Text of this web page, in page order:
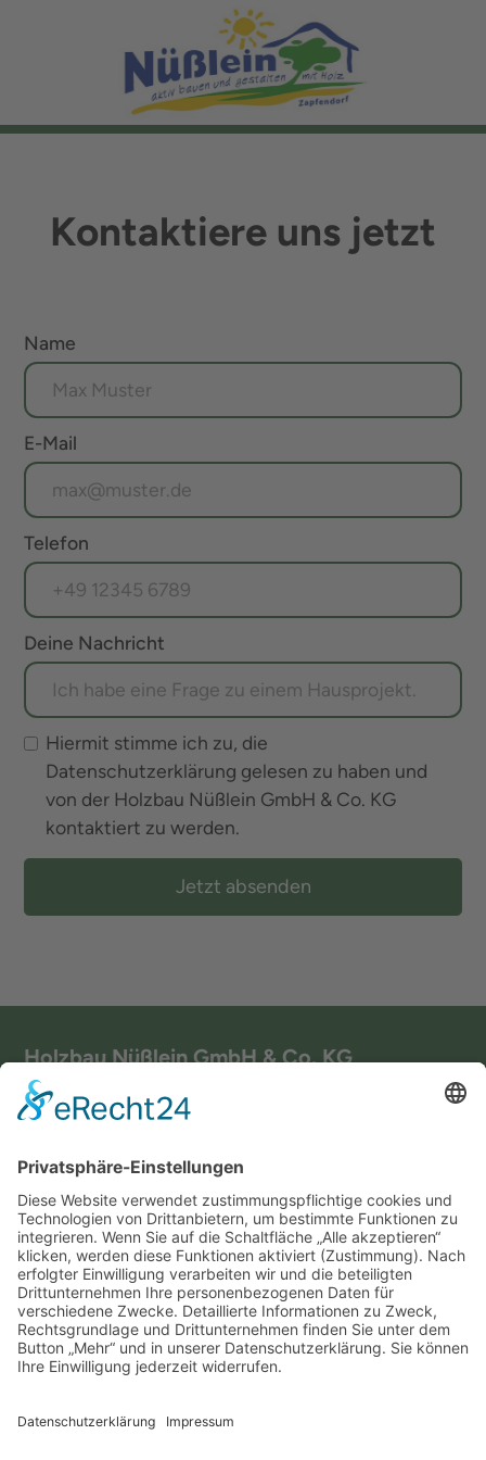
Kontaktiere uns jetzt
Name
E-Mail
Telefon
Deine Nachricht
Hiermit stimme ich zu, die
Datenschutzerklärung gelesen zu haben und
von der Holzbau Nüßlein GmbH & Co. KG
kontaktiert zu werden.
Holzbau Nüßlein GmbH & Co. KG
Scheßlitzer Str. 7
96199 Zapfendorf
+49 (0) 9547 1519
info@holzbau-nuesslein.de
Impressum
Datenschutz